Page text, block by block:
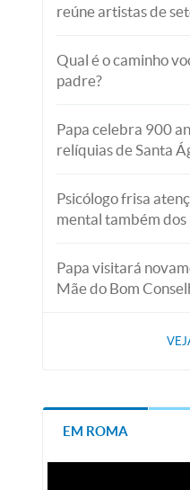
reúne artistas de
Qual é o caminho
padre?
Papa celebra 900
relíquias de Santa
Psicólogo frisa
mental também dos
Papa visitará
Mãe do Bom
EM ROMA